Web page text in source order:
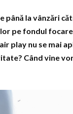
până la vânzări
pe fondul
play nu se mai
Când vine